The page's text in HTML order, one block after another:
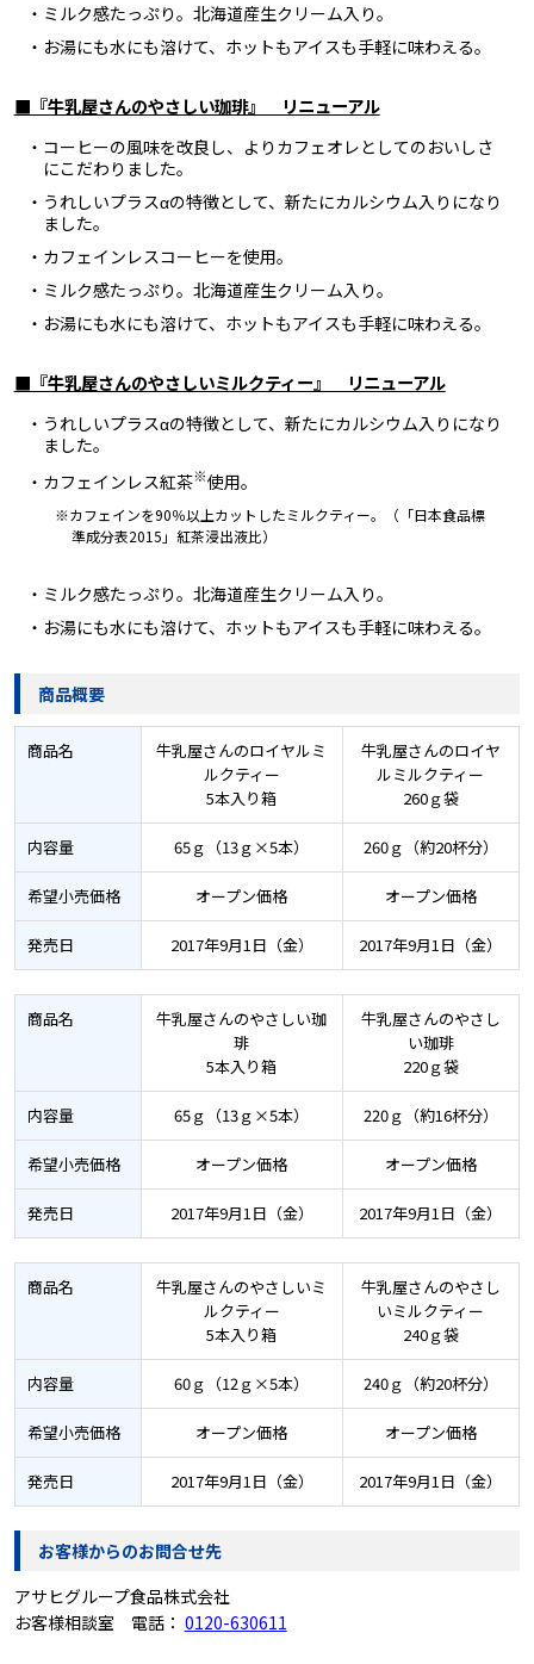
・ミルク感たっぷり。北海道産生クリーム入り。
・お湯にも水にも溶けて、ホットもアイスも手軽に味わえる。
■『牛乳屋さんのやさしい珈琲』 リニューアル
・コーヒーの風味を改良し、よりカフェオレとしてのおいしさ
にこだわりました。
・うれしいプラスαの特徴として、新たにカルシウム入りになり
ました。
・カフェインレスコーヒーを使用。
・ミルク感たっぷり。北海道産生クリーム入り。
・お湯にも水にも溶けて、ホットもアイスも手軽に味わえる。
■『牛乳屋さんのやさしいミルクティー』 リニューアル
・うれしいプラスαの特徴として、新たにカルシウム入りになり
ました。
・カフェインレス紅茶※使用。
※カフェインを90％以上カットしたミルクティー。（「日本食品標
準成分表2015」紅茶浸出液比）
・ミルク感たっぷり。北海道産生クリーム入り。
・お湯にも水にも溶けて、ホットもアイスも手軽に味わえる。
商品概要
商品名
牛乳屋さんのロイヤルミ
ルクティー
5本入り箱
牛乳屋さんのロイヤ
ルミルクティー
260ｇ袋
内容量 65ｇ（13ｇ×5本） 260ｇ（約20杯分）
希望小売価格 オープン価格 オープン価格
発売日 2017年9月1日（金） 2017年9月1日（金）
商品名
牛乳屋さんのやさしい珈
琲
5本入り箱
牛乳屋さんのやさし
い珈琲
220ｇ袋
内容量 65ｇ（13ｇ×5本） 220ｇ（約16杯分）
希望小売価格 オープン価格 オープン価格
発売日 2017年9月1日（金） 2017年9月1日（金）
商品名
牛乳屋さんのやさしいミ
ルクティー
5本入り箱
牛乳屋さんのやさし
いミルクティー
240ｇ袋
内容量 60ｇ（12ｇ×5本） 240ｇ（約20杯分）
希望小売価格 オープン価格 オープン価格
発売日 2017年9月1日（金） 2017年9月1日（金）
お客様からのお問合せ先
アサヒグループ食品株式会社
お客様相談室 電話： 0120-630611